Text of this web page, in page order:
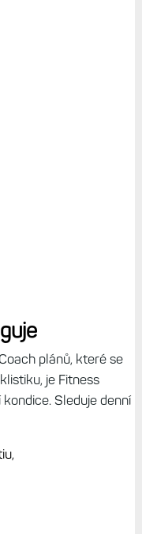
plánů, které se
je Fitness
Sleduje denní